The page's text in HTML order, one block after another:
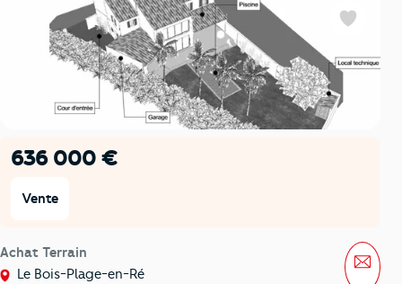
636 000 €
Vente
Achat Terrain
Le Bois-Plage-en-Ré
Favoris